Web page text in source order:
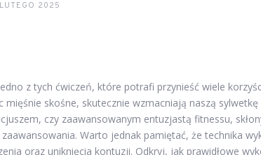
2025
z tych ćwiczeń, które potrafi przynieść wiele
mięśnie skośne, skutecznie wzmacniają naszą
czy zaawansowanym entuzjastą fitnessu,
Warto jednak pamiętać, że technika
oraz uniknięcia kontuzji. Odkryj, jak prawidłowe